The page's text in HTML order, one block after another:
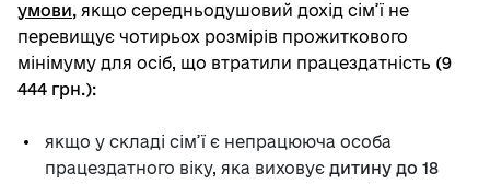
умови, якщо середньодушовий дохід сім’ї не
перевищує чотирьох розмірів прожиткового
мінімуму для осіб, що втратили працездатність (9
444 грн.):
якщо у складі сім’ї є непрацююча особа
працездатного віку, яка виховує дитину до 18